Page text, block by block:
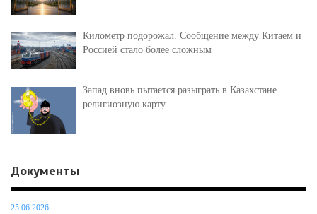
Километр подорожал. Сообщение между Китаем и
Россией стало более сложным
Запад вновь пытается разыграть в Казахстане
религиозную карту
Документы
25.06.2026